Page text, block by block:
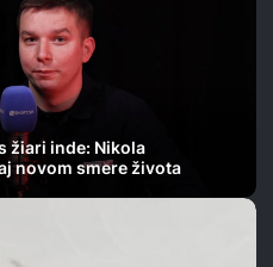
žiari inde: Nikola
novom smere života